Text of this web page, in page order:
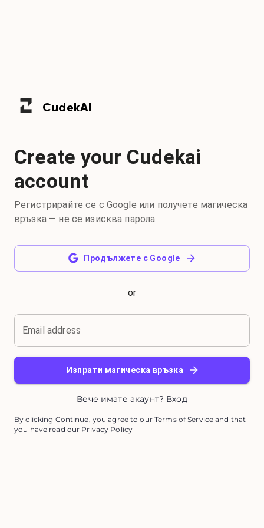
CudekAI
Create your Cudekai
account
Регистрирайте се с Google или получете магическа
връзка — не се изисква парола.
Продължете с Google
or
Email address
Изпрати магическа връзка
Вече имате акаунт? Вход
By clicking Continue, you agree to our Terms of Service and that
you have read our Privacy Policy